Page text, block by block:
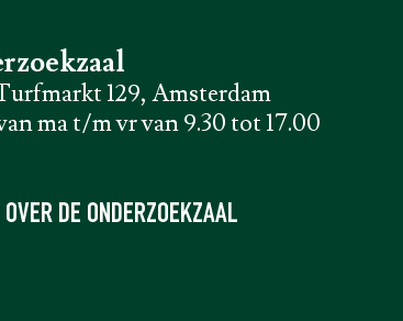
129, Amsterdam
ma t/m vr van 9.30 tot 17.00
DE ONDERZOEKZAAL